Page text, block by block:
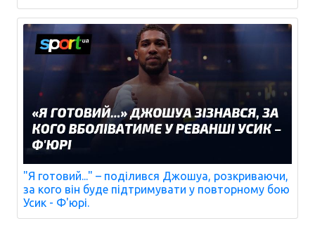
"Я готовий..." – поділився Джошуа, розкриваючи,
за кого він буде підтримувати у повторному бою
Усик - Ф'юрі.